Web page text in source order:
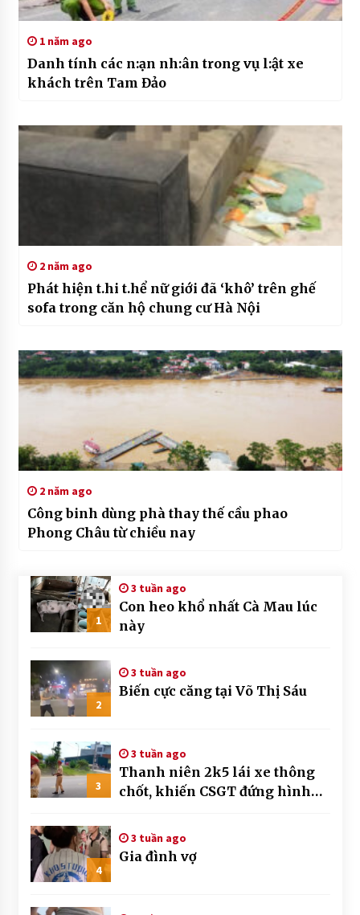
1 năm ago
Danh tính các n:ạn nh:ân trong vụ l:ật xe
khách trên Tam Đảo
2 năm ago
Phát hiện t.hi t.hể nữ giới đã ‘khô’ trên ghế
sofa trong căn hộ chung cư Hà Nội
2 năm ago
Công binh dùng phà thay thế cầu phao
Phong Châu từ chiều nay
1
3 tuần ago
Con heo khổ nhất Cà Mau lúc
này
2
3 tuần ago
Biến cực căng tại Võ Thị Sáu
3
3 tuần ago
Thanh niên 2k5 lái xe thông
chốt, khiến CSGT đứng hình
4
3 tuần ago
Gia đình vợ